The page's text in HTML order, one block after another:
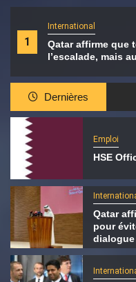
1
International
Qatar affirme que
l’escalade, mais
Dernières
Emploi
HSE
Qatar
pour